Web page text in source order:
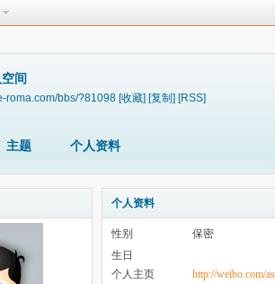
间
roma.com/bbs/?81098 [收藏] [复制] [RSS]
主题 个人资料
个人资料
性别
保密
生日
个人主页
http://weibo.com/